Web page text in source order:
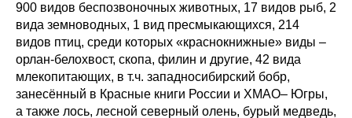
900 видов беспозвоночных животных, 17 видов рыб, 2
вида земноводных, 1 вид пресмыкающихся, 214
видов птиц, среди которых «краснокнижные» виды –
орлан-белохвост, скопа, филин и другие, 42 вида
млекопитающих, в т.ч. западносибирский бобр,
занесённый в Красные книги России и ХМАО– Югры,
а также лось, лесной северный олень, бурый медведь,